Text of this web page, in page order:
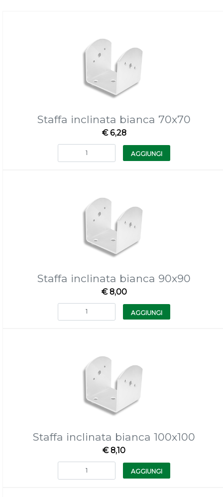
Staffa inclinata bianca 70x70
€ 6,28
Quantità
AGGIUNGI
Staffa inclinata bianca 90x90
€ 8,00
Quantità
AGGIUNGI
Staffa inclinata bianca 100x100
€ 8,10
Quantità
AGGIUNGI